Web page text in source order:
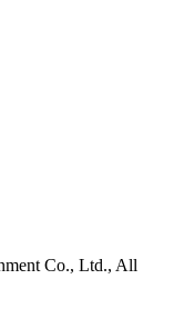
Co., Ltd., All